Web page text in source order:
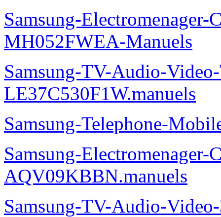
Samsung-Electromenager-
MH052FWEA-Manuels
Samsung-TV-Audio-
LE37C530F1W.manuels
Samsung-Telephone-
Samsung-Electromenager-
AQV09KBBN.manuels
Samsung-TV-Audio-